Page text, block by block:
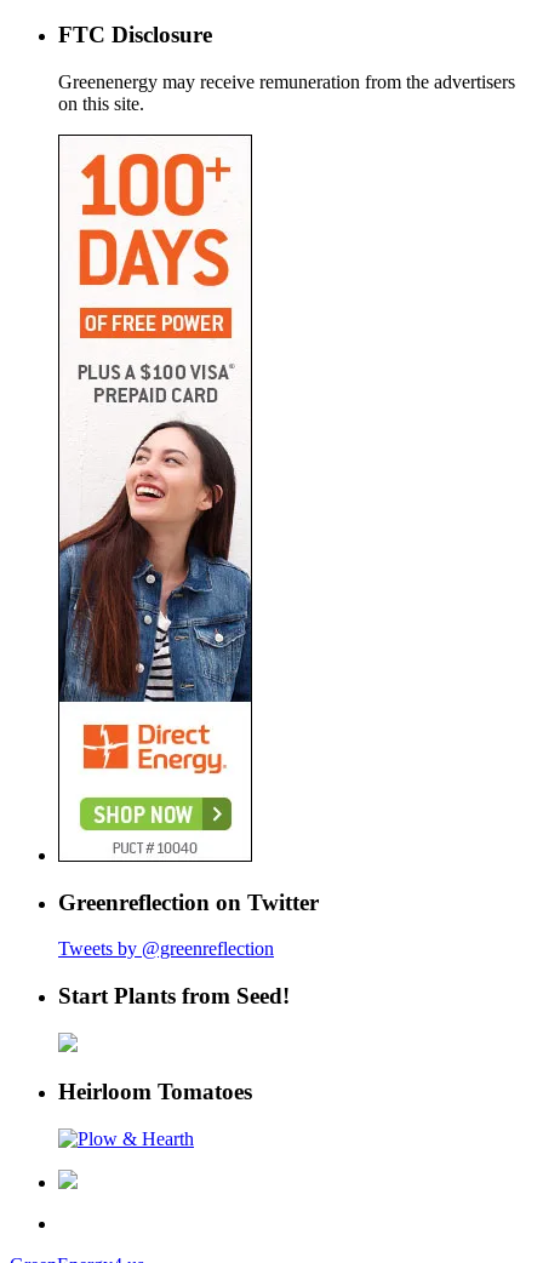
FTC Disclosure
Greenenergy may receive remuneration from the advertisers
on this site.
Greenreflection on Twitter
Tweets by @greenreflection
Start Plants from Seed!
Heirloom Tomatoes